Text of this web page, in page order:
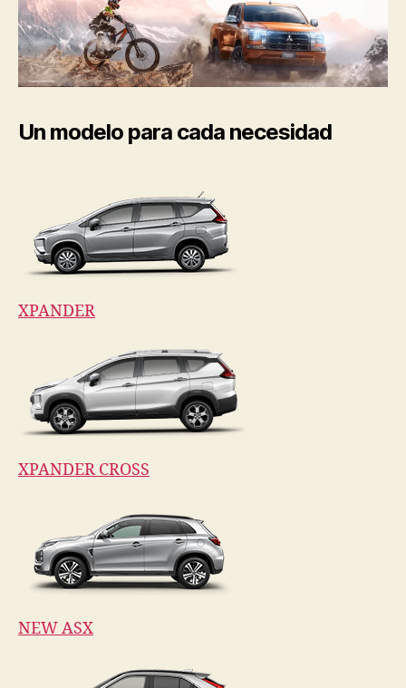
Un modelo para cada necesidad
XPANDER
XPANDER CROSS
NEW ASX